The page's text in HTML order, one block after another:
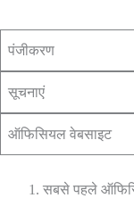
पंजीकरण
सूचनाएं
ऑफिसियल वेबसाइट
सबसे पहले